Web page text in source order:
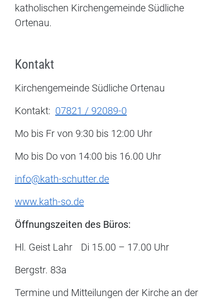
katholischen Kirchengemeinde Südliche
Ortenau.
Kontakt
Kirchengemeinde Südliche Ortenau
Kontakt: 07821 / 92089-0
Mo bis Fr von 9:30 bis 12:00 Uhr
Mo bis Do von 14:00 bis 16.00 Uhr
info@kath-schutter.de
www.kath-so.de
Öffnungszeiten des Büros:
Hl. Geist Lahr
Bergstr. 83a
Di 15.00 – 17.00 Uhr
Termine und Mitteilungen der Kirche an der